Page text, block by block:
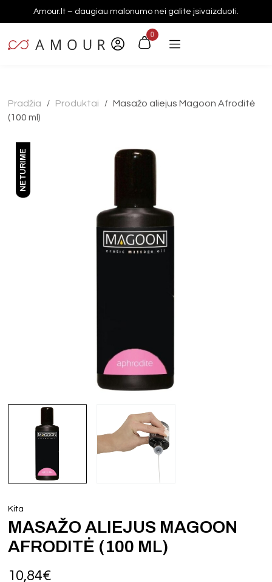
Amour.lt – daugiau malonumo nei galite įsivaizduoti.
0
Pradžia / Produktai /
Masažo aliejus Magoon Afroditė
(100 ml)
NETURIME
Kita
MASAŽO ALIEJUS MAGOON
AFRODITĖ (100 ML)
10,84€